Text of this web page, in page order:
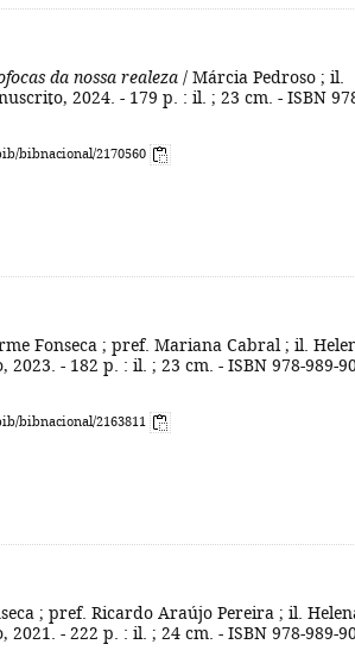
da nossa realeza / Márcia Pedroso ; il.
2024. - 179 p. : il. ; 23 cm. - ISBN
bibnacional/2170560
Fonseca ; pref. Mariana Cabral ; il.
2023. - 182 p. : il. ; 23 cm. - ISBN 978-989-
bibnacional/2163811
; pref. Ricardo Araújo Pereira ; il.
2021. - 222 p. : il. ; 24 cm. - ISBN 978-989-